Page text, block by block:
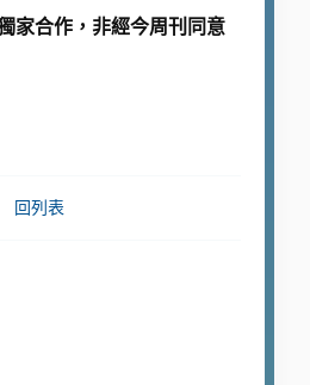
家合作，非經今周刊同意
回列表